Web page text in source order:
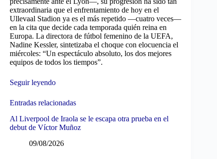
extraordinaria que el enfrentamiento de hoy en el
Ullevaal Stadion ya es el más repetido —cuatro veces—
en la cita que decide cada temporada quién reina en
Europa. La directora de fútbol femenino de la UEFA,
Nadine Kessler, sintetizaba el choque con elocuencia el
miércoles: “Un espectáculo absoluto, los dos mejores
equipos de todos los tiempos”.
Seguir leyendo
Entradas relacionadas
Al Liverpool de Iraola se le escapa otra prueba en el
debut de Víctor Muñoz
09/08/2026